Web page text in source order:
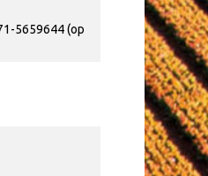
5659644 (op